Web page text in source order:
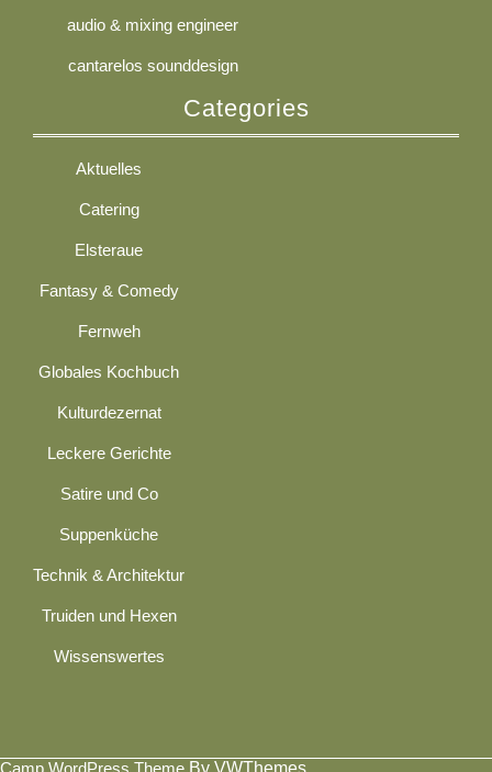
audio & mixing engineer
cantarelos sounddesign
Categories
Aktuelles
Catering
Elsteraue
Fantasy & Comedy
Fernweh
Globales Kochbuch
Kulturdezernat
Leckere Gerichte
Satire und Co
Suppenküche
Technik & Architektur
Truiden und Hexen
Wissenswertes
Camp WordPress Theme By VWThemes